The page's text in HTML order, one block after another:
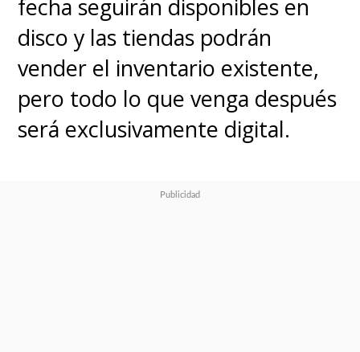
fecha seguirán disponibles en
disco y las tiendas podrán
vender el inventario existente,
pero todo lo que venga después
será exclusivamente digital.